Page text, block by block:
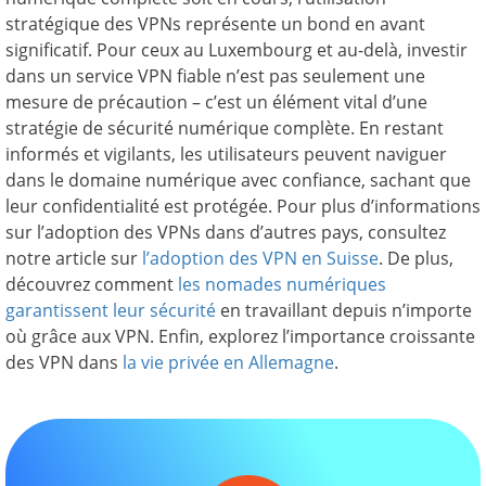
stratégique des VPNs représente un bond en avant
significatif. Pour ceux au Luxembourg et au-delà, investir
dans un service VPN fiable n’est pas seulement une
mesure de précaution – c’est un élément vital d’une
stratégie de sécurité numérique complète. En restant
informés et vigilants, les utilisateurs peuvent naviguer
dans le domaine numérique avec confiance, sachant que
leur confidentialité est protégée. Pour plus d’informations
sur l’adoption des VPNs dans d’autres pays, consultez
notre article sur l’adoption des VPN en Suisse. De plus,
découvrez comment les nomades numériques
garantissent leur sécurité en travaillant depuis n’importe
où grâce aux VPN. Enfin, explorez l’importance croissante
des VPN dans la vie privée en Allemagne.